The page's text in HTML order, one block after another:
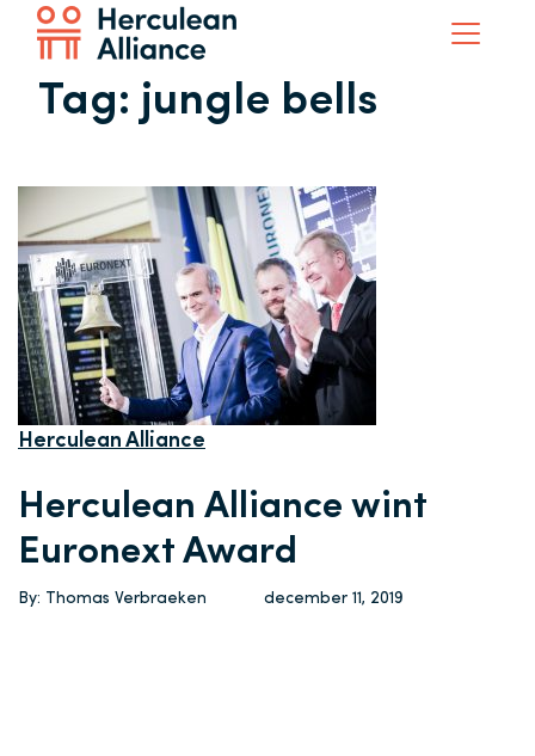
Tag: jungle bells
Herculean Alliance
Herculean Alliance wint
Euronext Award
By: Thomas Verbraeken december 11, 2019